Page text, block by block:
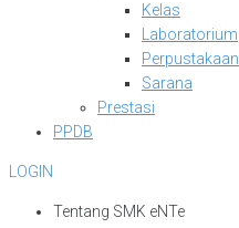
Kelas
Laboratorium
Perpustakaan
Sarana
Prestasi
PPDB
LOGIN
Tentang SMK eNTe